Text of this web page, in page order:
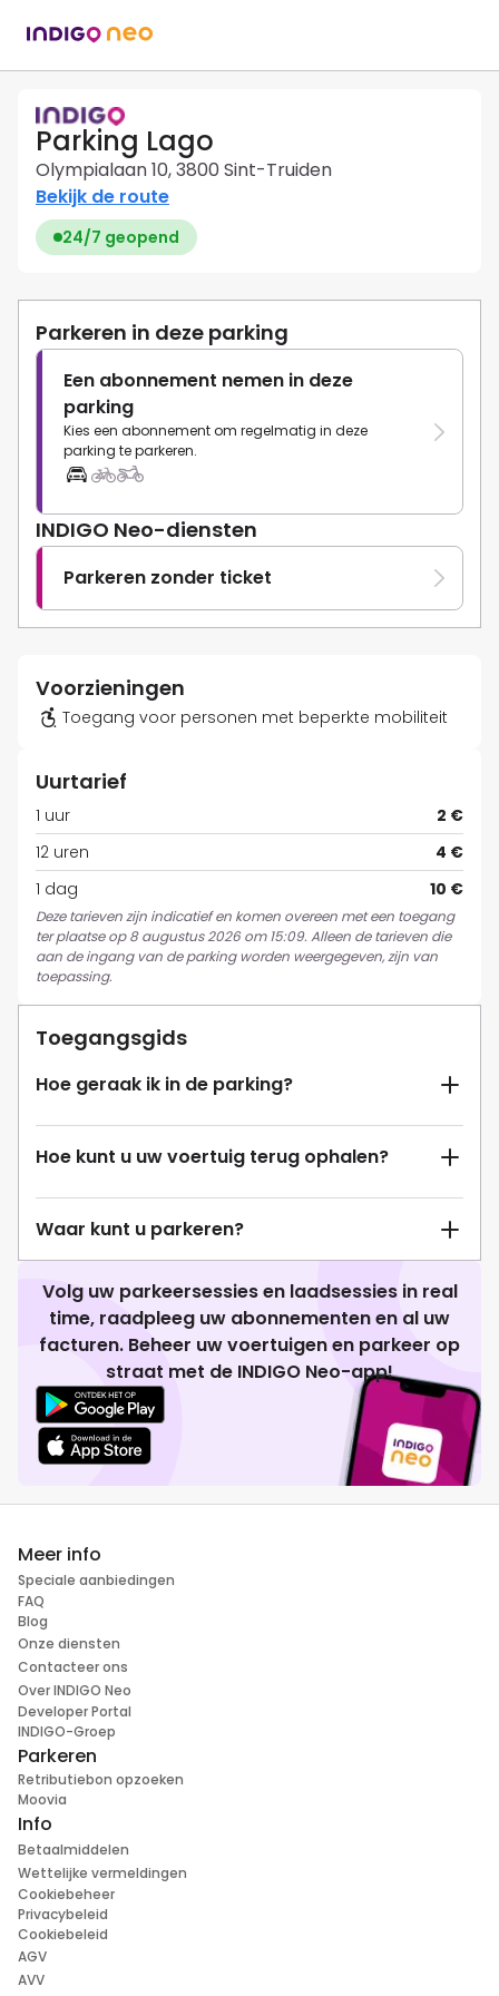
Parking Lago
Olympialaan 10, 3800 Sint-Truiden
Bekijk de route
24/7 geopend
Parkeren in deze parking
Een abonnement nemen in deze
parking
Kies een abonnement om regelmatig in deze
parking te parkeren.
INDIGO Neo-diensten
Parkeren zonder ticket
Voorzieningen
Toegang voor personen met beperkte mobiliteit
Uurtarief
1 uur
2 €
12 uren
4 €
1 dag
10 €
Deze tarieven zijn indicatief en komen overeen met een toegang
ter plaatse op 8 augustus 2026 om 15:09. Alleen de tarieven die
aan de ingang van de parking worden weergegeven, zijn van
toepassing.
Toegangsgids
Hoe geraak ik in de parking?
Hoe kunt u uw voertuig terug ophalen?
Waar kunt u parkeren?
Volg uw parkeersessies en laadsessies in real
time, raadpleeg uw abonnementen en al uw
facturen. Beheer uw voertuigen en parkeer op
straat met de INDIGO Neo-app!
Meer info
Speciale aanbiedingen
FAQ
Blog
Onze diensten
Contacteer ons
Over INDIGO Neo
Developer Portal
INDIGO-Groep
Parkeren
Retributiebon opzoeken
Moovia
Info
Betaalmiddelen
Wettelijke vermeldingen
Cookiebeheer
Privacybeleid
Cookiebeleid
AGV
AVV